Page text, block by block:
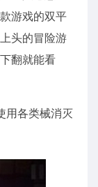
游戏的双平
头的冒险游
翻就能看
用各类械消灭